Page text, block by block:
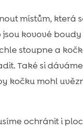
místům, která
kovové boudy
stoupne a
Také si
kočku mohl
ochránit i